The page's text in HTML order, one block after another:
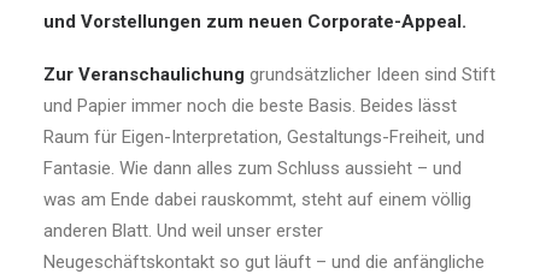
und Vorstellungen zum neuen Corporate-Appeal.
Zur Veranschaulichung grundsätzlicher Ideen sind Stift
und Papier immer noch die beste Basis. Beides lässt
Raum für Eigen-Interpretation, Gestaltungs-Freiheit, und
Fantasie. Wie dann alles zum Schluss aussieht – und
was am Ende dabei rauskommt, steht auf einem völlig
anderen Blatt. Und weil unser erster
Neugeschäftskontakt so gut läuft – und die anfängliche